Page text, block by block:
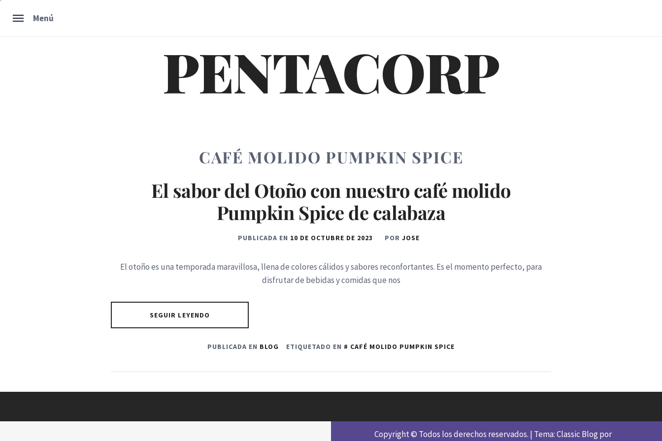
Menú
PENTACORP
CAFÉ MOLIDO PUMPKIN SPICE
El sabor del Otoño con nuestro café molido
Pumpkin Spice de calabaza
PUBLICADA EN 10 DE OCTUBRE DE 2023 POR JOSE
El otoño es una temporada maravillosa, llena de colores cálidos y sabores reconfortantes. Es el momento perfecto, para
disfrutar de bebidas y comidas que nos
SEGUIR LEYENDO
PUBLICADA EN BLOG ETIQUETADO EN CAFÉ MOLIDO PUMPKIN SPICE
Copyright © Todos los derechos reservados. | Tema: Classic Blog por